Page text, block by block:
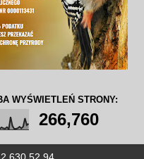
WYŚWIETLEŃ STRONY:
266,760